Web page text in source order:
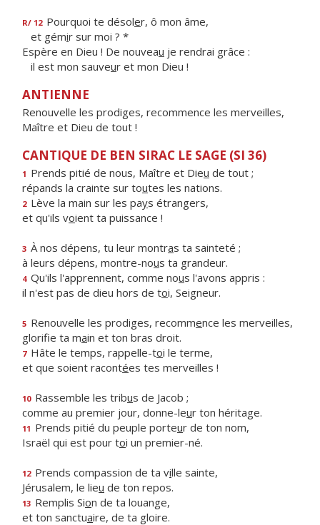
R/ 12 Pourquoi te désoler, ô mon âme,
et gémir sur moi ? *
Espère en Dieu ! De nouveau je rendrai grâce :
il est mon sauveur et mon Dieu !
ANTIENNE
Renouvelle les prodiges, recommence les merveilles,
Maître et Dieu de tout !
CANTIQUE DE BEN SIRAC LE SAGE (SI 36)
1 Prends pitié de nous, Maître et Dieu de tout ;
répands la crainte sur toutes les nations.
2 Lève la main sur les pays étrangers,
et qu'ils voient ta puissance !
3 À nos dépens, tu leur montras ta sainteté ;
à leurs dépens, montre-nous ta grandeur.
4 Qu'ils l'apprennent, comme nous l'avons appris :
il n'est pas de dieu hors de toi, Seigneur.
5 Renouvelle les prodiges, recommence les merveilles,
glorifie ta main et ton bras droit.
7 Hâte le temps, rappelle-toi le terme,
et que soient racontées tes merveilles !
10 Rassemble les tribus de Jacob ;
comme au premier jour, donne-leur ton héritage.
11 Prends pitié du peuple porteur de ton nom,
Israël qui est pour toi un premier-né.
12 Prends compassion de ta ville sainte,
Jérusalem, le lieu de ton repos.
13 Remplis Sion de ta louange,
et ton sanctuaire, de ta gloire.